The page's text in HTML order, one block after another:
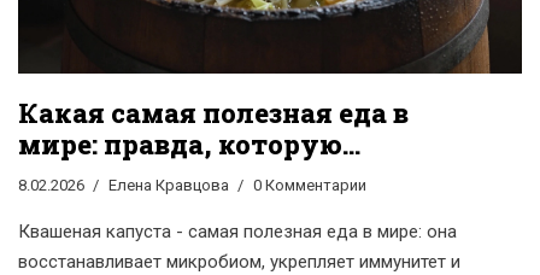
Какая самая полезная еда в
мире: правда, которую
скрывают диетологи
8.02.2026 Елена Кравцова 0 Комментарии
Квашеная капуста - самая полезная еда в мире: она
восстанавливает микробиом, укрепляет иммунитет и